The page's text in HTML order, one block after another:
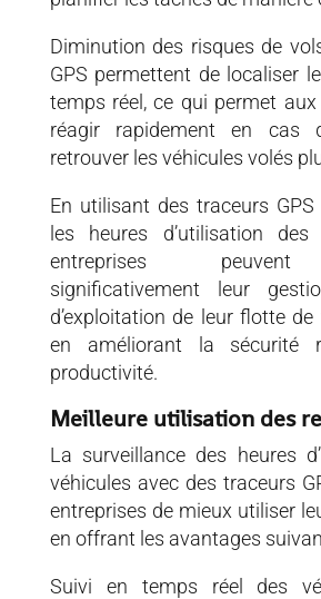
Diminution des risques de
GPS permettent de localiser
temps réel, ce qui permet
réagir rapidement en
retrouver les véhicules volés
En utilisant des traceurs
les heures d’utilisation des
entreprises peuvent
significativement leur
d’exploitation de leur flotte
en améliorant la sécurité
productivité.
Meilleure utilisation des
La surveillance des heures
véhicules avec des traceurs
entreprises de mieux utiliser
en offrant les avantages
Suivi en temps réel des